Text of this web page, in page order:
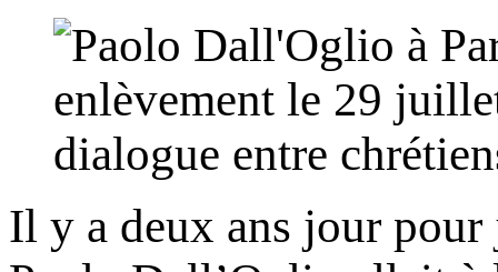
Il y a deux ans jour